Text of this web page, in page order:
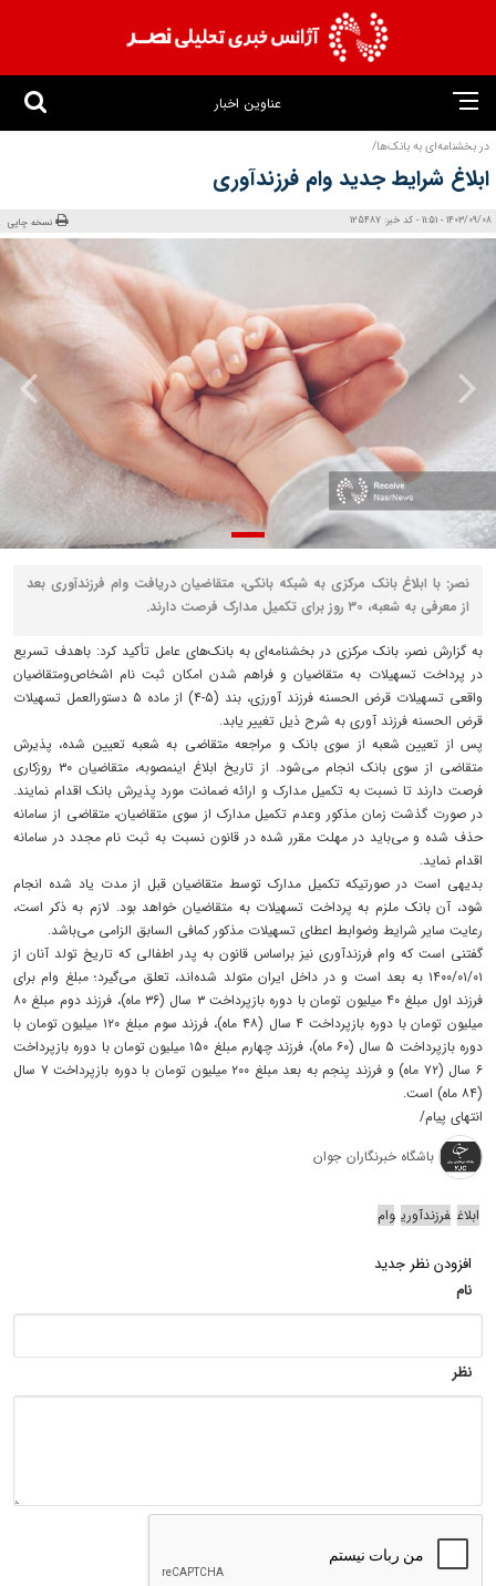
عناوین اخبار
در بخشنامه‌ای به بانک‌ها/
ابلاغ شرایط جدید وام فرزندآوری
1403/09/08 - 11:51 - کد خبر: 125487 نسخه چاپی
نصر: با ابلاغ بانک مرکزی به شبکه بانکی، متقاضیان دریافت وام فرزندآوری بعد
از معرفی به شعبه، ۳۰ روز برای تکمیل مدارک فرصت دارند.
به گزارش نصر، بانک مرکزی در بخشنامه‌ای به بانک‌های عامل تأکید کرد: باهدف تسریع
در پرداخت تسهیلات به متقاضیان و فراهم شدن امکان ثبت نام اشخاص‌ومتقاضیان
واقعی تسهیلات قرض الحسنه فرزند آورزی، بند (۵-۴) از ماده ۵ دستورالعمل تسهیلات
قرض الحسنه فرزند آوری به شرح ذیل تغییر یابد.
پس از تعیین شعبه از سوی بانک و مراجعه متقاضی به شعبه تعیین شده، پذیرش
متقاضی از سوی بانک انجام می‌شود. از تاریخ ابلاغ اینمصوبه، متقاضیان ۳۰ روزکاری
فرصت دارند تا نسبت به تکمیل مدارک و ارائه ضمانت مورد پذیرش بانک اقدام نمایند.
در صورت گذشت زمان مذکور وعدم تکمیل مدارک از سوی متقاضیان، متقاضی از سامانه
حذف شده و می‌باید در مهلت مقرر شده در قانون نسبت به ثبت نام مجدد در سامانه
اقدام نماید.
بدیهی است در صورتیکه تکمیل مدارک توسط متقاضیان قبل از مدت یاد شده انجام
شود، آن بانک ملزم به پرداخت تسهیلات به متقاضیان خواهد بود. لازم به ذکر است،
رعایت سایر شرایط وضوابط اعطای تسهیلات مذکور کمافی السابق الزامی می‌باشد.
گفتنی است که وام فرزندآوری نیز براساس قانون به پدر اطفالی که تاریخ تولد آنان از
۱۴۰۰/۰۱/۰۱ به بعد است و در داخل ایران متولد شده‌اند، تعلق می‌گیرد؛ مبلغ وام برای
فرزند اول مبلغ ۴۰ میلیون تومان با دوره بازپرداخت ۳ سال (۳۶ ماه)، فرزند دوم مبلغ ۸۰
میلیون تومان با دوره بازپرداخت ۴ سال (۴۸ ماه)، فرزند سوم مبلغ ۱۲۰ میلیون تومان با
دوره بازپرداخت ۵ سال (۶۰ ماه)، فرزند چهارم مبلغ ۱۵۰ میلیون تومان با دوره بازپرداخت
۶ سال (۷۲ ماه) و فرزند پنجم به بعد مبلغ ۲۰۰ میلیون تومان با دوره بازپرداخت ۷ سال
(۸۴ ماه) است.
انتهای پیام/
باشگاه خبرنگاران جوان
ابلاغ فرزندآوری وام
افزودن نظر جدید
نام
نظر